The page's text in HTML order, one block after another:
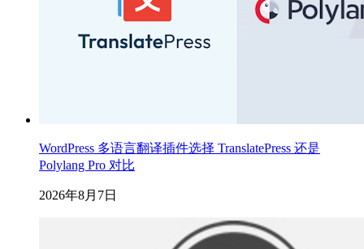
WordPress 多语言翻译插件选择 TranslatePress 还是
Polylang Pro 对比
2026年8月7日